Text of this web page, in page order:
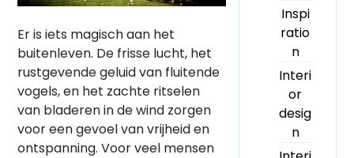
Er is iets magisch aan het
buitenleven. De frisse lucht, het
rustgevende geluid van fluitende
vogels, en het zachte ritselen
van bladeren in de wind zorgen
voor een gevoel van vrijheid en
ontspanning. Voor veel mensen
Inspi
ratio
n
Interi
or
desig
n